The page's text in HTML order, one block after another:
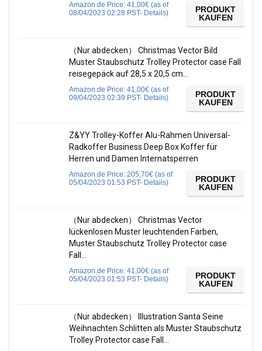
Amazon.de Price: 41,00€ (as of
08/04/2023 02:28 PST- Details)
PRODUKT
KAUFEN
（Nur abdecken） Christmas Vector Bild
Muster Staubschutz Trolley Protector case Fall
reisegepäck auf 28,5 x 20,5 cm…
Amazon.de Price: 41,00€ (as of
09/04/2023 02:39 PST- Details)
PRODUKT
KAUFEN
Z&YY Trolley-Koffer Alu-Rahmen Universal-
Radkoffer Business Deep Box Koffer für
Herren und Damen Internatsperren
Amazon.de Price: 205,70€ (as of
05/04/2023 01:53 PST- Details)
PRODUKT
KAUFEN
（Nur abdecken） Christmas Vector
lückenlosen Muster leuchtenden Farben,
Muster Staubschutz Trolley Protector case
Fall…
Amazon.de Price: 41,00€ (as of
05/04/2023 01:53 PST- Details)
PRODUKT
KAUFEN
（Nur abdecken） Illustration Santa Seine
Weihnachten Schlitten als Muster Staubschutz
Trolley Protector case Fall…